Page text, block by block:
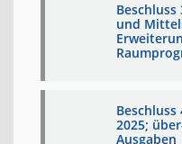
Beschluss
und
Beschluss
2025;
Ausgaben